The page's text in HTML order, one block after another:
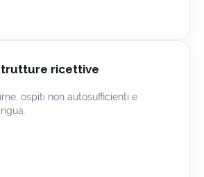
ricettive
ospiti non autosufficienti e